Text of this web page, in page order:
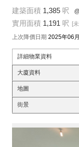
建築面積 1,385 呎
實用面積 1,191 呎 [
上次降價日期 2025年06
詳細物業資料
大廈資料
地圖
街景